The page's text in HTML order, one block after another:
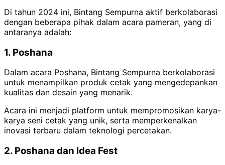
Di tahun 2024 ini, Bintang Sempurna aktif berkolaborasi
dengan beberapa pihak dalam acara pameran, yang di
antaranya adalah:
1. Poshana
Dalam acara Poshana, Bintang Sempurna berkolaborasi
untuk menampilkan produk cetak yang mengedepankan
kualitas dan desain yang menarik.
Acara ini menjadi platform untuk mempromosikan karya-
karya seni cetak yang unik, serta memperkenalkan
inovasi terbaru dalam teknologi percetakan.
2. Poshana dan Idea Fest